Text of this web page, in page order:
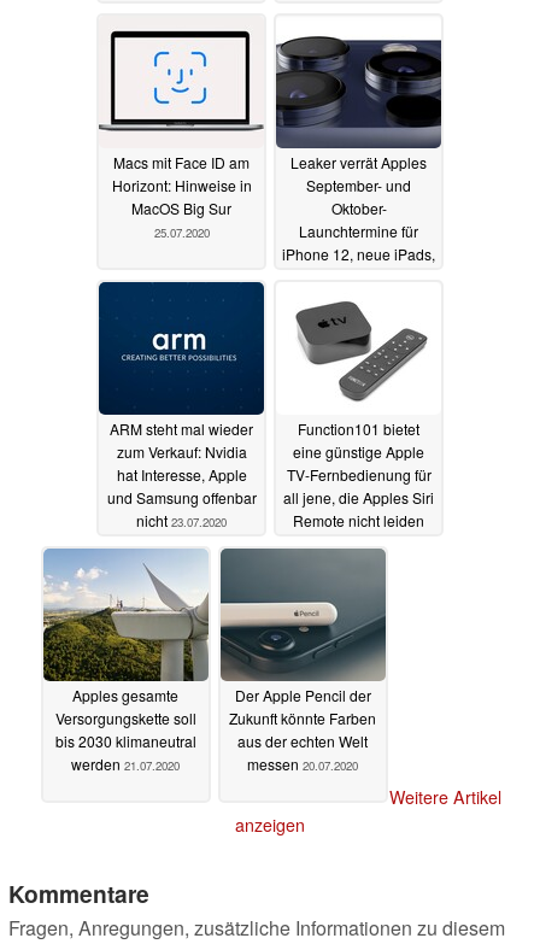
28.07.2020
Macs mit Face ID am
Horizont: Hinweise in
MacOS Big Sur
25.07.2020
Leaker verrät Apples
September- und
Oktober-
Launchtermine für
iPhone 12, neue iPads,
24.07.2020
ARM steht mal wieder
zum Verkauf: Nvidia
hat Interesse, Apple
und Samsung offenbar
nicht 23.07.2020
Function101 bietet
eine günstige Apple
TV-Fernbedienung für
all jene, die Apples Siri
Remote nicht leiden
können22.07.2020
Apples gesamte
Versorgungskette soll
bis 2030 klimaneutral
werden 21.07.2020
Der Apple Pencil der
Zukunft könnte Farben
aus der echten Welt
messen 20.07.2020
Weitere Artikel
anzeigen
Kommentare
Fragen, Anregungen, zusätzliche Informationen zu diesem